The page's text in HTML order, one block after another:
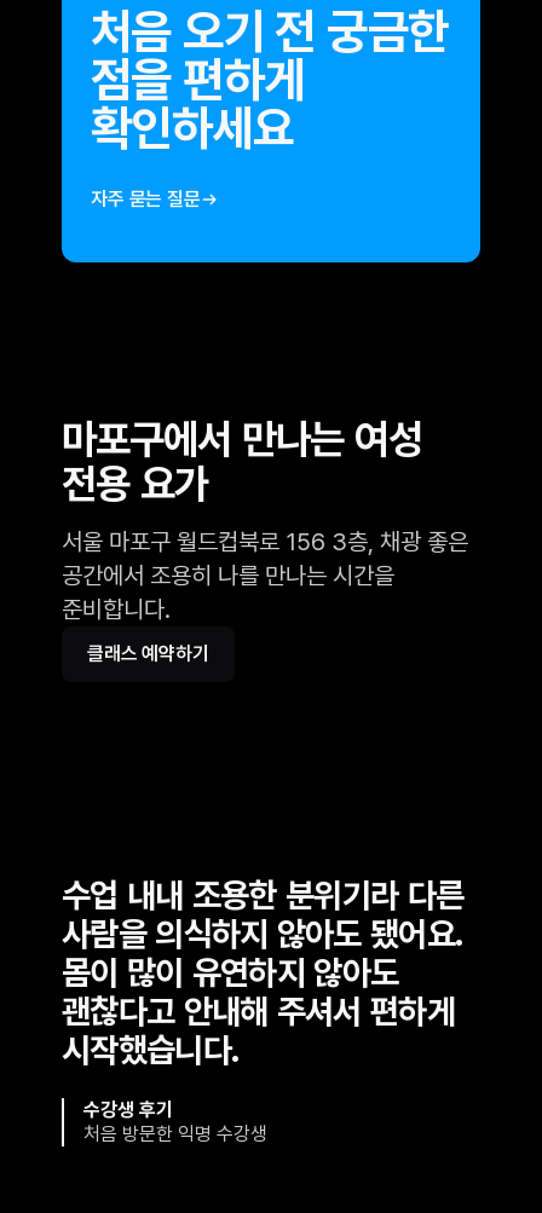
처음 오기 전 궁금한
점을 편하게
확인하세요
자주 묻는 질문
마포구에서 만나는 여성
전용 요가
서울 마포구 월드컵북로 156 3층, 채광 좋은
공간에서 조용히 나를 만나는 시간을
준비합니다.
클래스 예약하기
수업 내내 조용한 분위기라 다른
사람을 의식하지 않아도 됐어요.
몸이 많이 유연하지 않아도
괜찮다고 안내해 주셔서 편하게
시작했습니다.
수강생 후기
처음 방문한 익명 수강생